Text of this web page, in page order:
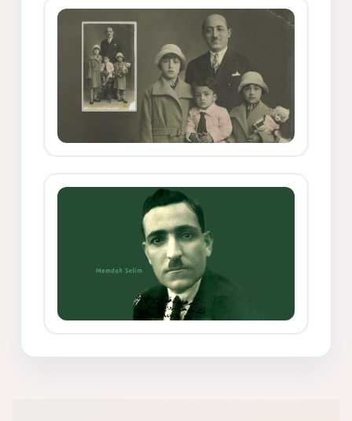
(Hoybun)’un Kuruluş Çalışmaları- 8